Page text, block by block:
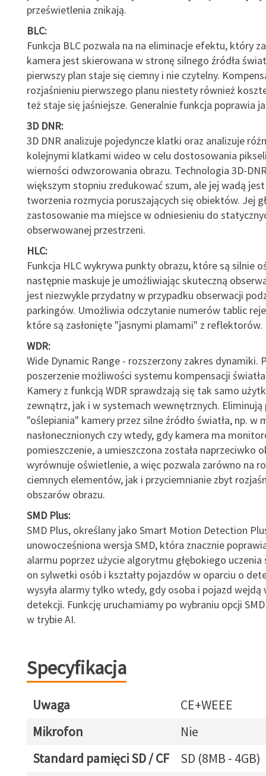
prześwietlenia znikają.
BLC:
Funkcja BLC pozwala na na eliminacje efektu, który
kamera jest skierowana w stronę silnego źródła
pierwszy plan staje się ciemny i nie czytelny.
rozjaśnieniu pierwszego planu niestety również
też staje się jaśniejsze. Generalnie funkcja poprawia
3D DNR:
3D DNR analizuje pojedyncze klatki oraz analizuje
kolejnymi klatkami wideo w celu dostosowania
wierności odwzorowania obrazu. Technologia 3D-
większym stopniu zredukować szum, ale jej wadą
tworzenia rozmycia poruszających się obiektów. Jej
zastosowanie ma miejsce w odniesieniu do
obserwowanej przestrzeni.
HLC:
Funkcja HLC wykrywa punkty obrazu, które są silnie
następnie maskuje je umożliwiając skuteczną
jest niezwykle przydatny w przypadku obserwacji
parkingów. Umożliwia odczytanie numerów tablic
które są zasłonięte "jasnymi plamami" z reflektorów.
WDR:
Wide Dynamic Range - rozszerzony zakres dynamiki.
poszerzenie możliwości systemu kompensacji
Kamery z funkcją WDR sprawdzają się tak samo
zewnątrz, jak i w systemach wewnętrznych. Eliminują
"oślepiania" kamery przez silne źródło światła, np. w
nasłonecznionych czy wtedy, gdy kamera ma
pomieszczenie, a umieszczona została naprzeciwko
wyrównuje oświetlenie, a więc pozwala zarówno na
ciemnych elementów, jak i przyciemnianie zbyt
obszarów obrazu.
SMD Plus:
SMD Plus, określany jako Smart Motion Detection
unowocześniona wersja SMD, która znacznie
alarmu poprzez użycie algorytmu głębokiego uczenia
on sylwetki osób i kształty pojazdów w oparciu o
wysyła alarmy tylko wtedy, gdy osoba i pojazd
detekcji. Funkcję uruchamiamy po wybraniu opcji SMD
w trybie AI.
Specyfikacja
Uwaga
CE+WEEE
Mikrofon
Nie
Standard pamięci SD / CF
SD (8MB - 4GB)